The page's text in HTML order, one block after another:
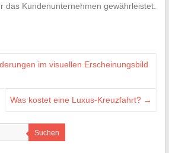
das Kundenunternehmen gewährleistet.
im visuellen Erscheinungsbild
Was kostet eine Luxus-Kreuzfahrt? →
Suchen